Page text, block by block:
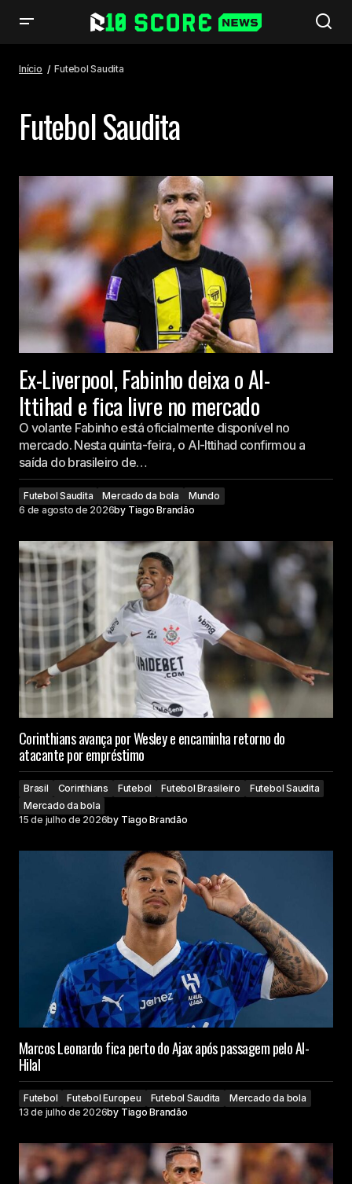
Início Futebol Saudita
Futebol Saudita
Ex-Liverpool, Fabinho deixa o Al-
Ittihad e fica livre no mercado
O volante Fabinho está oficialmente disponível no
mercado. Nesta quinta-feira, o Al-Ittihad confirmou a
saída do brasileiro de…
Futebol Saudita Mercado da bola
Mundo
6 de agosto de 2026by Tiago Brandão
Corinthians avança por Wesley e encaminha retorno do
atacante por empréstimo
Brasil Corinthians Futebol Futebol Brasileiro
Futebol Saudita
Mercado da bola
15 de julho de 2026by Tiago Brandão
Marcos Leonardo fica perto do Ajax após passagem pelo Al-
Hilal
Futebol Futebol Europeu Futebol Saudita
Mercado da bola
13 de julho de 2026by Tiago Brandão